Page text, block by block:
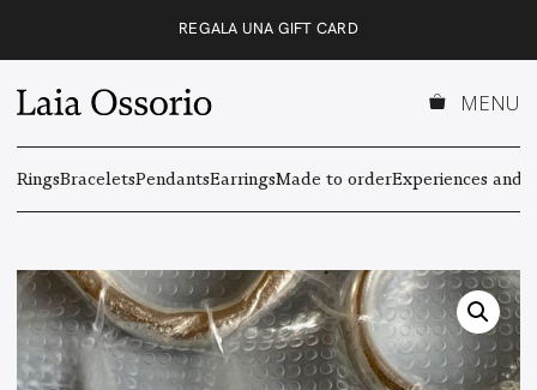
REGALA UNA GIFT CARD
MENU
RingsBraceletsPendantsEarringsMade to orderExperiences and